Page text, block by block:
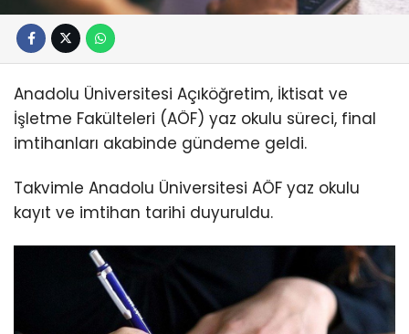
Anadolu Üniversitesi Açıköğretim, İktisat ve
İşletme Fakülteleri (AÖF) yaz okulu süreci, final
imtihanları akabinde gündeme geldi.
Takvimle Anadolu Üniversitesi AÖF yaz okulu
kayıt ve imtihan tarihi duyuruldu.